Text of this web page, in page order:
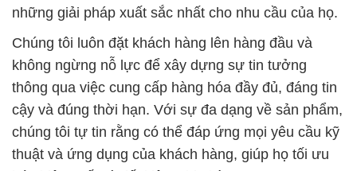
những giải pháp xuất sắc nhất cho nhu cầu của họ.
Chúng tôi luôn đặt khách hàng lên hàng đầu và
không ngừng nỗ lực để xây dựng sự tin tưởng
thông qua việc cung cấp hàng hóa đầy đủ, đáng tin
cậy và đúng thời hạn. Với sự đa dạng về sản phẩm,
chúng tôi tự tin rằng có thể đáp ứng mọi yêu cầu kỹ
thuật và ứng dụng của khách hàng, giúp họ tối ưu